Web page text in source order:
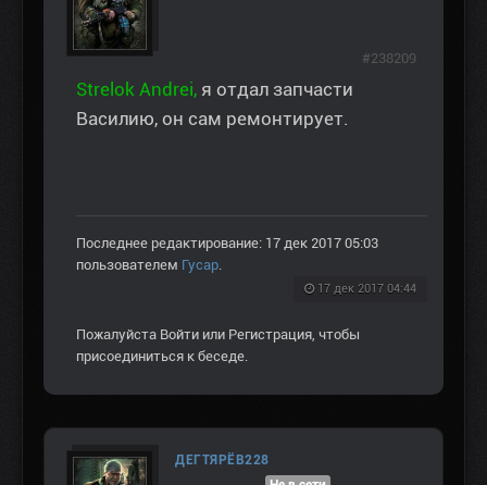
Strelok Andrei, я отдал запчасти
Василию, он сам ремонтирует.
Последнее редактирование: 17 дек 2017 05:03
пользователем Гусар.
17 дек 2017 04:44
#238209
Пожалуйста Войти или Регистрация, чтобы
присоединиться к беседе.
ДЕГТЯРЁВ228